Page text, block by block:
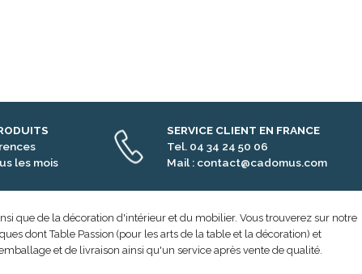
les mois
SERVICE CLIENT EN FRANCE
Tel. 04 34 24 50 06
Mail : contact@cadomus.com
que de la décoration d'intérieur et du mobilier. Vous trouverez sur notre
dont Table Passion (pour les arts de la table et la décoration) et
et de livraison ainsi qu'un service après vente de qualité.